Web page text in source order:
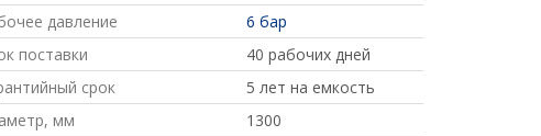
давление
6 бар
поставки
40 рабочих дней
срок
5 лет на емкость
мм
1300